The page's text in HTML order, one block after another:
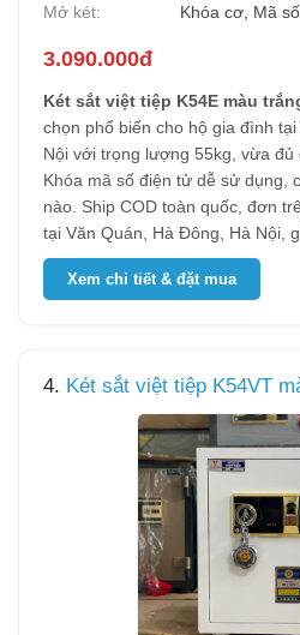
Mở két:
Khóa cơ, Mã
3.090.000đ
Két sắt việt tiệp K54E màu
chọn phổ biến cho hộ gia đình
Nội với trọng lượng 55kg, vừa đủ
Khóa mã số điện tử dễ sử dụng,
nào. Ship COD toàn quốc, đơn
tại Văn Quán, Hà Đông, Hà Nội,
Xem chi tiết & đặt mua
4. Két sắt việt tiệp K54VT